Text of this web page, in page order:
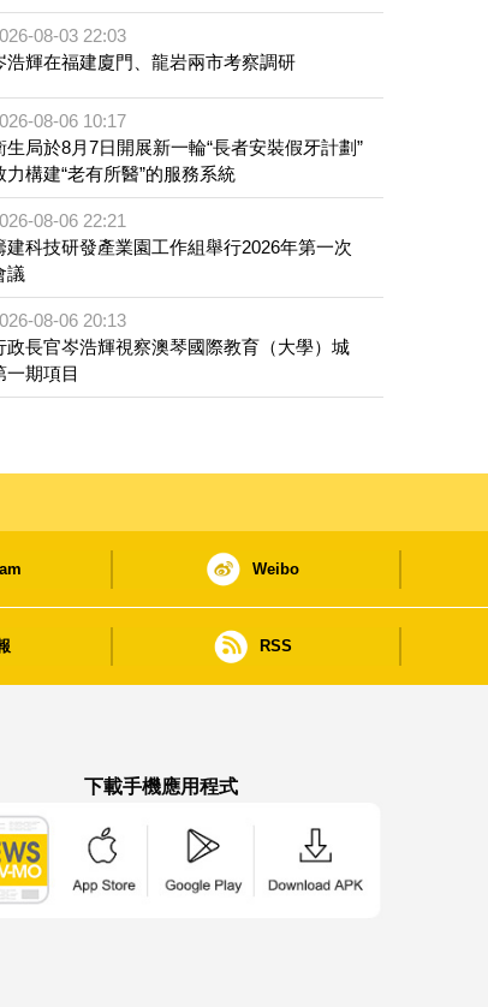
08-03 22:03
浩輝在福建廈門、龍岩兩市考察調研
08-06 10:17
生局於8月7日開展新一輪“長者安裝假牙計劃”
力構建“老有所醫”的服務系統
08-06 22:21
建科技研發產業園工作組舉行2026年第一次
議
08-06 20:13
政長官岑浩輝視察澳琴國際教育（大學）城
一期項目
Weibo
RSS
下載手機應用程式